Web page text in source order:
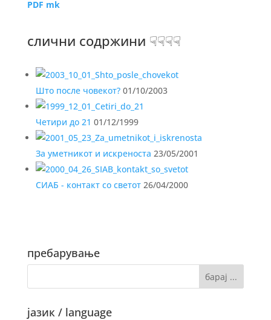
PDF mk
слични содржини ☟☟☟☟
Што после човекот?01/10/2003
Четири до 21 01/12/1999
За уметникот и искреноста 23/05/2001
СИАБ - контакт со светот26/04/2000
пребарување
јазик / language